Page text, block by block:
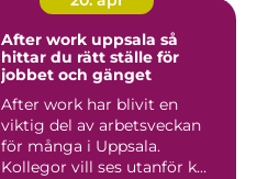
After work uppsala så
hittar du rätt ställe för
jobbet och gänget
After work har blivit en
viktig del av arbetsveckan
för många i Uppsala.
Kollegor vill ses utanför k...